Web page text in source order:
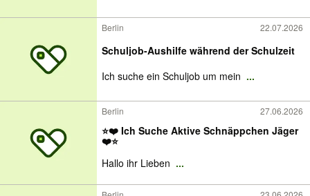
Berlin 22.07.2026
Schuljob-Aushilfe während der Schulzeit
Ich suche ein Schuljob um mein ...
Berlin 27.06.2026
⭐️❤️ Ich Suche Aktive Schnäppchen Jäger
❤️⭐️
Hallo ihr Lieben ...